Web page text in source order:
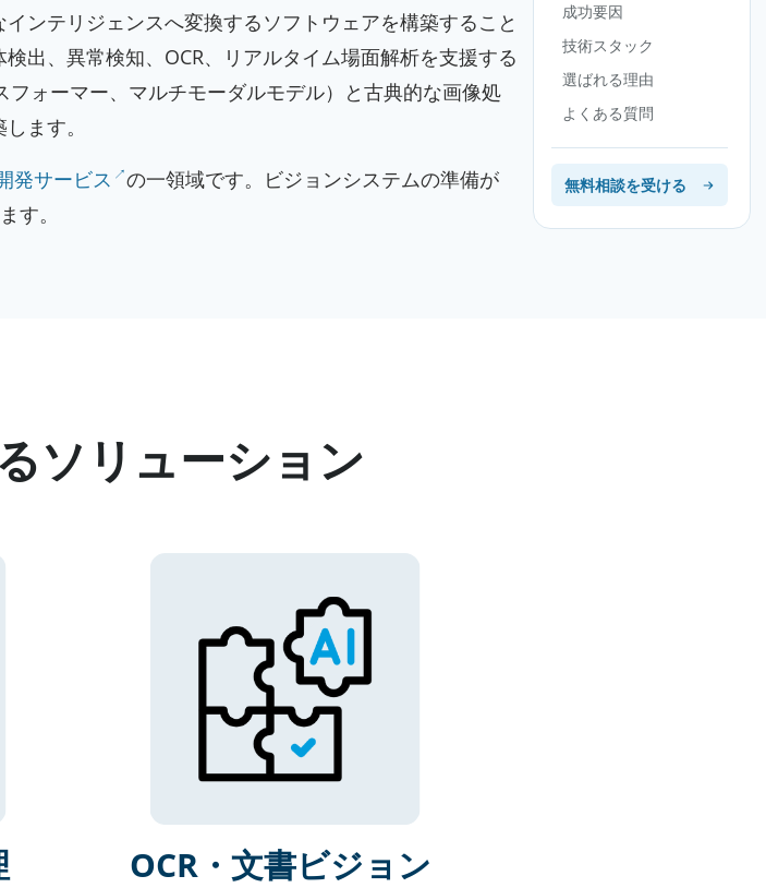
ンテリジェンスへ変換するソフトウェアを構築すること
出、異常検知、OCR、リアルタイム場面解析を支援する
ォーマー、マルチモーダルモデル）と古典的な画像処
ます。
発サービス
の一領域です。ビジョンシステムの準備が
す。
ソリューション
OCR・文書ビジョン
成功要因
技術スタック
選ばれる理由
よくある質問
無料相談を受ける